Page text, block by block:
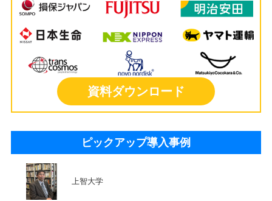
資料ダウンロード
ピックアップ導入事例
上智大学